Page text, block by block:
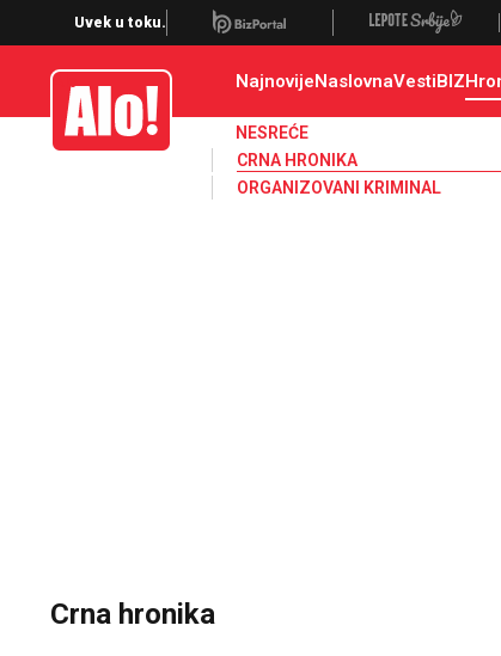
Crna hronika, smrt, ubistvo, likvidacija, krađa, pljačka, hapšenje,
Uvek u toku.
Alo NajnovijeNaslovnaVestiBIZ
NESREĆE
CRNA HRONIKA
ORGANIZOVANI KRIMINAL
Crna hronika